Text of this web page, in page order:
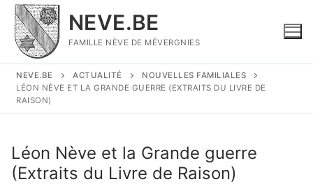
Aller
contenu
NEVE.BE
FAMILLE NÈVE DE MÉVERGNIES
NEVE.BE ACTUALITÉ
NOUVELLES FAMILIALES
LÉON NÈVE ET LA GRANDE GUERRE (EXTRAITS DU LIVRE DE
RAISON)
Léon Nève et la Grande guerre
(Extraits du Livre de Raison)